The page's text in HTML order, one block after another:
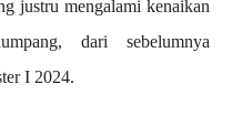
justru mengalami kenaikan
dari sebelumnya
I 2024.